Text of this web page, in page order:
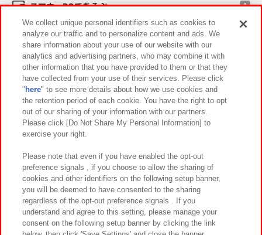
スマホ・PCであそぶ
イベント・キャンペーン
関連会社 サステナビリティ サイトポリシー
プライバシーポリシー ウェブアクセシビリティ方針と検証結果
お取引先さまとともに
カスタマーハラスメント対応方針 よくあるご質問・お問い合わせ
We collect unique personal identifiers such as cookies to
analyze our traffic and to personalize content and ads. We
share information about your use of our website with our
analytics and advertising partners, who may combine it with
other information that you have provided to them or that they
have collected from your use of their services. Please click
" here" to see more details about how we use cookies and
the retention period of each cookie. You have the right to opt
out of our sharing of your information with our partners.
Please click [Do Not Share My Personal Information] to
exercise your right.
Please note that even if you have enabled the opt-out
preference signals , if you choose to allow the sharing of
cookies and other identifiers on the following setup banner,
you will be deemed to have consented to the sharing
regardless of the opt-out preference signals . If you
understand and agree to this setting, please manage your
consent on the following setup banner by clicking the link